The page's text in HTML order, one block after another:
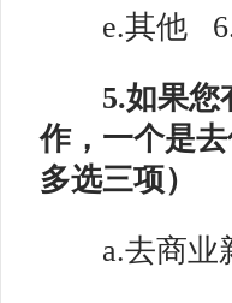
e.其他
5.如果您有
作，一个是
多选三项）
a.去商业